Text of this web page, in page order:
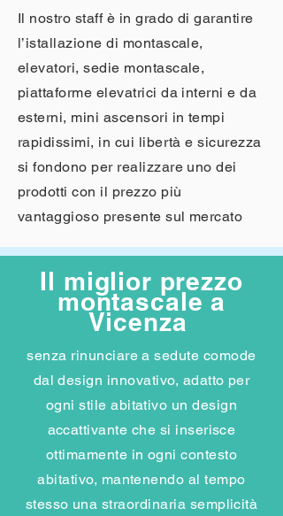
Il nostro staff è in grado di garantire
l’istallazione di montascale,
elevatori, sedie montascale,
piattaforme elevatrici da interni e da
esterni, mini ascensori in tempi
rapidissimi, in cui libertà e sicurezza
si fondono per realizzare uno dei
prodotti con il prezzo più
vantaggioso presente sul mercato
Il miglior prezzo
montascale a
Vicenza
senza rinunciare a sedute comode
dal design innovativo, adatto per
ogni stile abitativo un design
accattivante che si inserisce
ottimamente in ogni contesto
abitativo, mantenendo al tempo
stesso una straordinaria semplicità